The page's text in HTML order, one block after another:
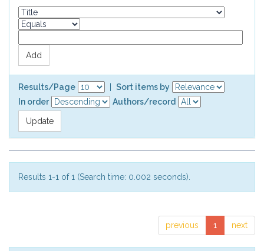
Results/Page
Sort items by
In order
Authors/record
Results 1-1 of 1 (Search time: 0.002 seconds).
previous 1 next